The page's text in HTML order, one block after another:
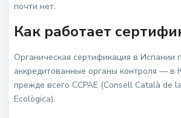
почти нет.
Как работает
Органическая сертификация в Испании
аккредитованные органы контроля — в
прежде всего CCPAE (Consell Català de
Ecològica).